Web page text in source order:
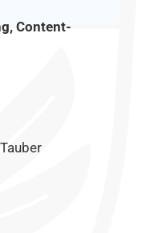
Content-